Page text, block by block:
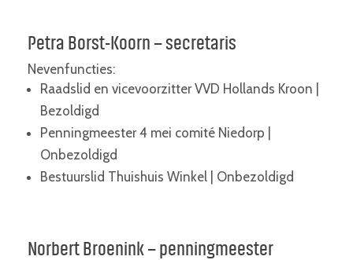
Petra Borst-Koorn – secretaris
Nevenfuncties:
Raadslid en vicevoorzitter VVD Hollands Kroon |
Bezoldigd
Penningmeester 4 mei comité Niedorp |
Onbezoldigd
Bestuurslid Thuishuis Winkel | Onbezoldigd
Norbert Broenink – penningmeester